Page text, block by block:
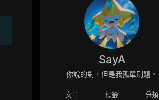
SayA
你說的對，但是我孤單刷題。
文章 標籤 分類